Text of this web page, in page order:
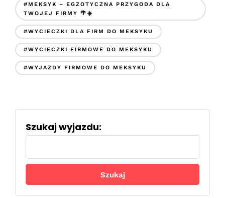
#MEKSYK – EGZOTYCZNA PRZYGODA DLA
TWOJEJ FIRMY 🌴☀️
#WYCIECZKI DLA FIRM DO MEKSYKU
#WYCIECZKI FIRMOWE DO MEKSYKU
#WYJAZDY FIRMOWE DO MEKSYKU
Szukaj wyjazdu:
Szukaj: